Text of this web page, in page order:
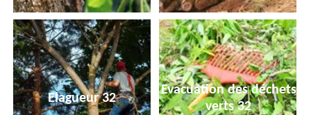
Elagueur 32
Evacuation des déchets
verts 32